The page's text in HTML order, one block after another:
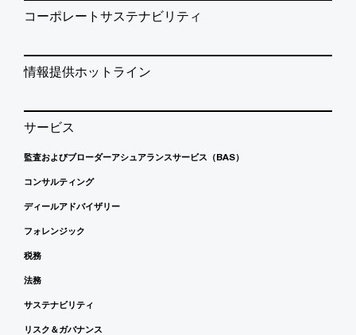
コーポレートサステナビリティ
情報提供ホットライン
サービス
監査およびブローダーアシュアランスサービス（BAS）
コンサルティング
ディールアドバイザリー
フォレンジック
税務
法務
サステナビリティ
リスク＆ガバナンス